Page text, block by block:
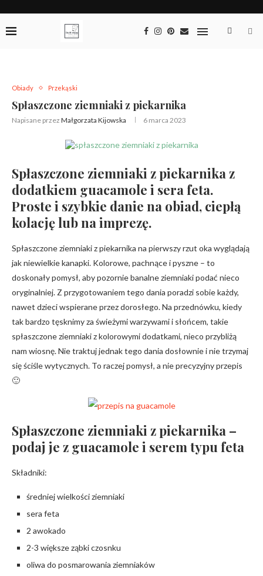
Obiady Przekąski
Spłaszczone ziemniaki z piekarnika
Napisane przez Małgorzata Kijowska 6 marca 2023
Spłaszczone ziemniaki z piekarnika z
dodatkiem guacamole i sera feta.
Proste i szybkie danie na obiad, ciepłą
kolację lub na imprezę.
Spłaszczone ziemniaki z piekarnika na pierwszy rzut oka wyglądają
jak niewielkie kanapki. Kolorowe, pachnące i pyszne – to
doskonały pomysł, aby pozornie banalne ziemniaki podać nieco
oryginalniej. Z przygotowaniem tego dania poradzi sobie każdy,
nawet dzieci wspierane przez dorosłego. Na przednówku, kiedy
tak bardzo tęsknimy za świeżymi warzywami i słońcem, takie
spłaszczone ziemniaki z kolorowymi dodatkami, nieco przybliżą
nam wiosnę. Nie traktuj jednak tego dania dosłownie i nie trzymaj
się ściśle wytycznych. To raczej pomysł, a nie precyzyjny przepis
🙂
Spłaszczone ziemniaki z piekarnika –
podaj je z guacamole i serem typu feta
Składniki:
średniej wielkości ziemniaki
sera feta
2 awokado
2-3 większe ząbki czosnku
oliwa do posmarowania ziemniaków